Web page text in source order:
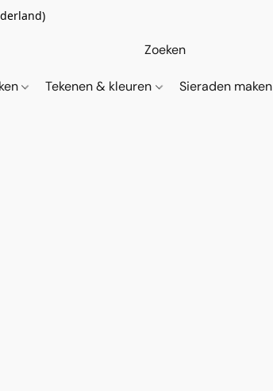
Tekenen & kleuren Sieraden maken